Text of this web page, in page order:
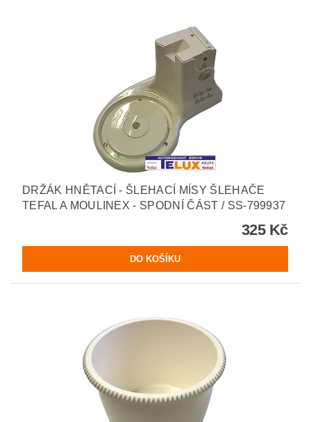
DRŽÁK HNĚTACÍ - ŠLEHACÍ MÍSY ŠLEHAČE
TEFAL A MOULINEX - SPODNÍ ČÁST / SS-799937
325 Kč